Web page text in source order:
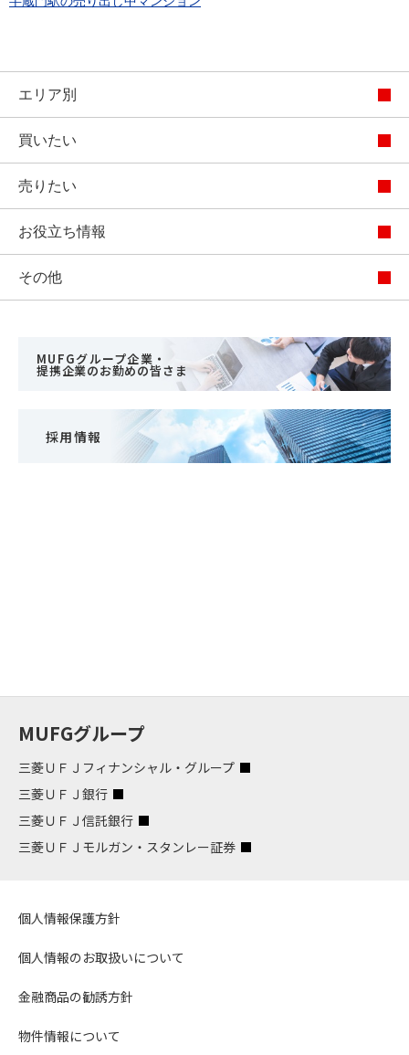
エリア別
買いたい
売りたい
お役立ち情報
その他
MUFGグループ企業・
提携企業のお勤めの皆さま
採用情報
MUFGグループ
三菱ＵＦＪフィナンシャル・グループ
三菱ＵＦＪ銀行
三菱ＵＦＪ信託銀行
三菱ＵＦＪモルガン・スタンレー証券
個人情報保護方針
個人情報のお取扱いについて
金融商品の勧誘方針
物件情報について